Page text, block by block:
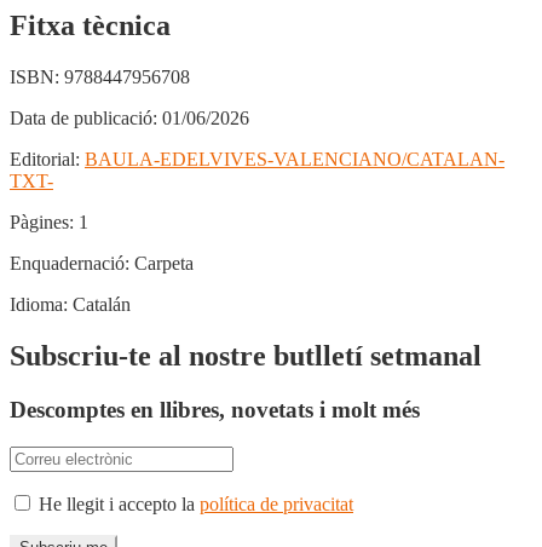
Fitxa tècnica
ISBN: 9788447956708
Data de publicació: 01/06/2026
Editorial: BAULA-EDELVIVES-VALENCIANO/CATALAN-
TXT-
Pàgines: 1
Enquadernació: Carpeta
Idioma: Catalán
Subscriu-te al nostre butlletí setmanal
Descomptes en llibres, novetats i molt més
He llegit i accepto la política de privacitat